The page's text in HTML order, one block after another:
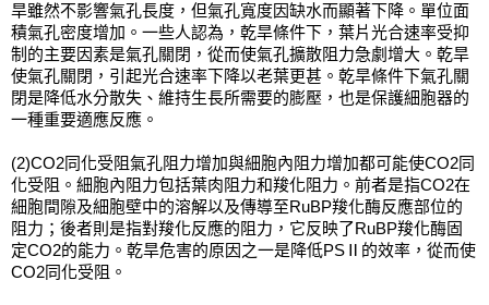
旱雖然不影響氣孔長度，但氣孔寬度因缺水而顯著下降。單位面
積氣孔密度增加。一些人認為，乾旱條件下，葉片光合速率受抑
制的主要因素是氣孔關閉，從而使氣孔擴散阻力急劇增大。乾旱
使氣孔關閉，引起光合速率下降以老葉更甚。乾旱條件下氣孔關
閉是降低水分散失、維持生長所需要的膨壓，也是保護細胞器的
一種重要適應反應。
(2)CO2同化受阻氣孔阻力增加與細胞內阻力增加都可能使CO2同
化受阻。細胞內阻力包括葉肉阻力和羧化阻力。前者是指CO2在
細胞間隙及細胞壁中的溶解以及傳導至RuBP羧化酶反應部位的
阻力；後者則是指對羧化反應的阻力，它反映了RuBP羧化酶固
定CO2的能力。乾旱危害的原因之一是降低PSⅡ的效率，從而使
CO2同化受阻。